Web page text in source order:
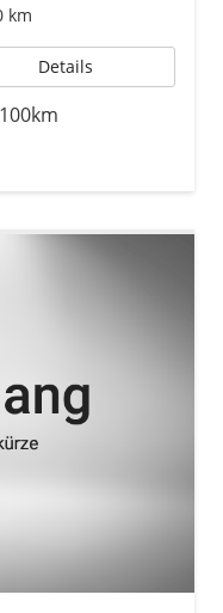
km
Details